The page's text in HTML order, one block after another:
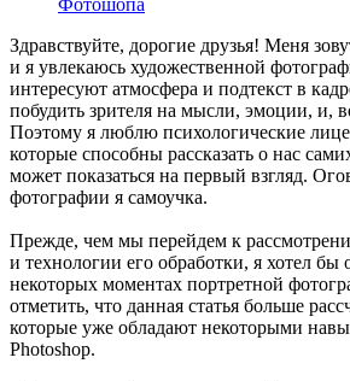
Фотошопа
Здравствуйте, дорогие друзья! Меня
и я увлекаюсь художественной
интересуют атмосфера и подтекст в
побудить зрителя на мысли, эмоции, и,
Поэтому я люблю психологические
которые способны рассказать о нас
может показаться на первый взгляд.
фотографии я самоучка.
Прежде, чем мы перейдем к
и технологии его обработки, я хотел бы
некоторых моментах портретной
отметить, что данная статья больше
которые уже обладают некоторыми
Photoshop.